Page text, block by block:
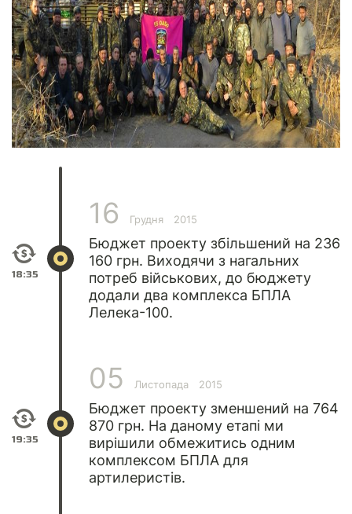
18:35
16 Грудня 2015
Бюджет проекту збільшений на 236
160 грн. Виходячи з нагальних
потреб військових, до бюджету
додали два комплекса БПЛА
Лелека-100.
19:35
05 Листопада 2015
Бюджет проекту зменшений на 764
870 грн. На даному етапі ми
вирішили обмежитись одним
комплексом БПЛА для
артилеристів.